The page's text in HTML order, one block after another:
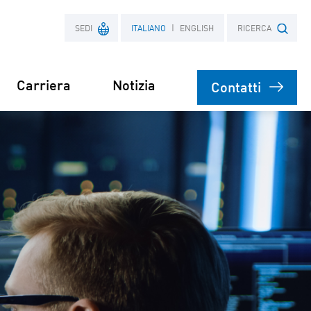
SEDI
Francia
ITALIANO ENGLISH RICERCA
Parco
Carriera Notizia Contatti